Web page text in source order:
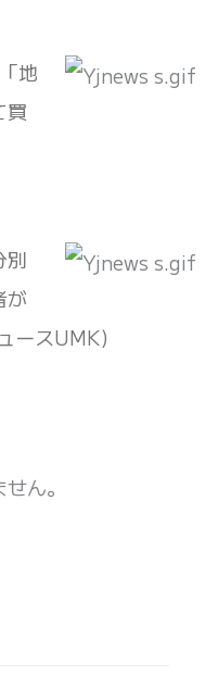
地
買
別
が
ースUMK)
ん。